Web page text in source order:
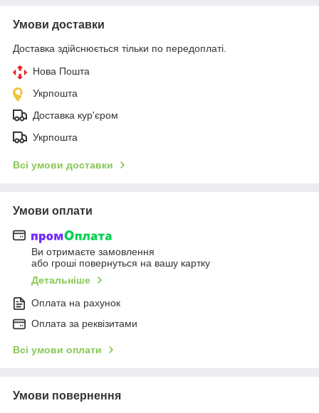
Умови доставки
Доставка здійснюється тільки по передоплаті.
Нова Пошта
Укрпошта
Доставка кур'єром
Укрпошта
Всі умови доставки
Умови оплати
Ви отримаєте замовлення
або гроші повернуться на вашу картку
Детальніше
Оплата на рахунок
Оплата за реквізитами
Всі умови оплати
Умови повернення